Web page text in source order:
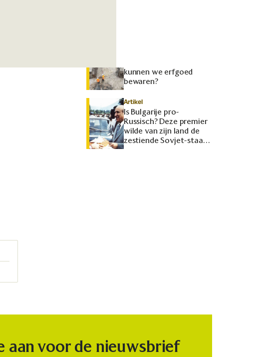
kunnen we erfgoed
bewaren?
Artikel
Is Bulgarije pro-
Russisch? Deze premier
wilde van zijn land de
zestiende Sovjet-staat
maken
aan voor de nieuwsbrief